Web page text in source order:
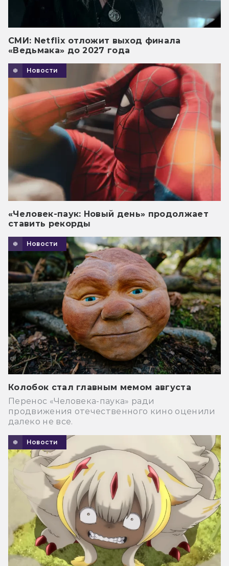
СМИ: Netflix отложит выход финала
«Ведьмака» до 2027 года
Новости
«Человек-паук: Новый день» продолжает
ставить рекорды
Новости
Колобок стал главным мемом августа
Перенос «Человека-паука» ради
продвижения отечественного кино оценили
далеко не все.
Новости